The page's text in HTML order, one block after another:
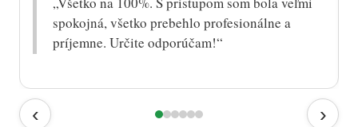
‹
spokojná, všetko prebehlo profesionálne a
príjemne. Určite odporúčam!“
›